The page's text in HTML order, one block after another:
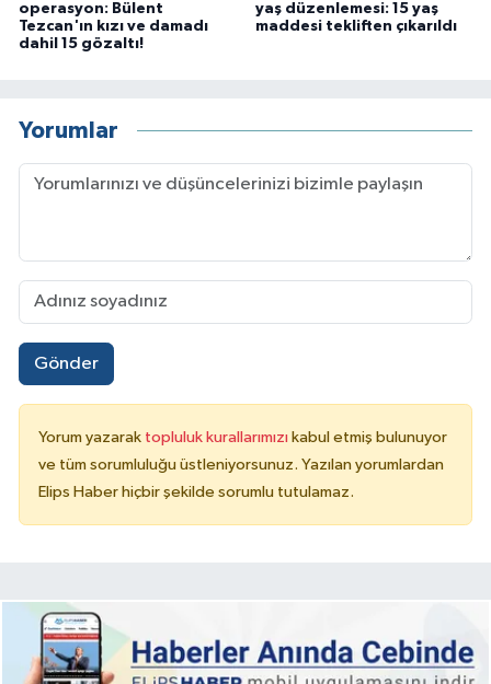
operasyon: Bülent
Tezcan'ın kızı ve damadı
dahil 15 gözaltı!
yaş düzenlemesi: 15 yaş
maddesi tekliften çıkarıldı
Yorumlar
Gönder
Yorum yazarak topluluk kurallarımızı kabul etmiş bulunuyor
ve tüm sorumluluğu üstleniyorsunuz. Yazılan yorumlardan
Elips Haber hiçbir şekilde sorumlu tutulamaz.